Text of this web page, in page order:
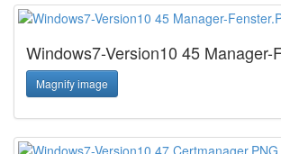
Windows7-Version10 45 Manager-
Magnify image